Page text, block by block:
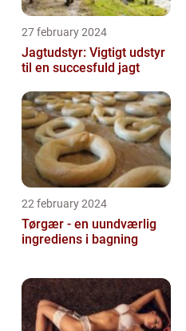
27 february 2024
Jagtudstyr: Vigtigt udstyr
til en succesfuld jagt
22 february 2024
Tørgær - en uundværlig
ingrediens i bagning